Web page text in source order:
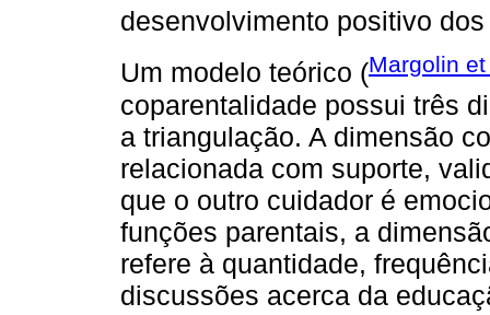
desenvolvimento positivo
Um modelo teórico (Margolin
coparentalidade possui três
a triangulação. A dimensão
relacionada com suporte,
que o outro cuidador é
funções parentais, a
refere à quantidade,
discussões acerca da